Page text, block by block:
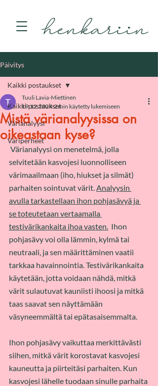
Päivitys
Kaikki postaukset
Värianalyysi
Väriperheet
Kaikki postaukset
Mistä värianalyysissa on
oikeastaan kyse?
Tuuli Lavia-Miettinen
19.12.2024 2 min käytetty lukemiseen
Värianalyysi on menetelmä, jolla
selvitetään kasvojesi luonnolliseen
värimaailmaan (iho, hiukset ja silmät)
parhaiten sointuvat värit. Analyysin
avulla tarkastellaan ihon pohjasävyä ja
se toteutetaan vertaamalla
testivärikankaita ihoa vasten. Ihon
pohjasävy voi olla lämmin, kylmä tai
neutraali, ja sen määrittäminen vaatii
tarkkaa havainnointia. Testivärikankaita
käytetään, jotta voidaan nähdä, mitkä
värit sulautuvat kauniisti ihoosi ja mitkä
taas saavat sen näyttämään
väsyneemmältä tai epätasaisemmalta.
Ihon pohjasävy vaikuttaa merkittävästi
siihen, mitkä värit korostavat kasvojesi
kauneutta ja piirteitäsi parhaiten. Kun
kasvojesi lähelle tuodaan sinulle parhaita